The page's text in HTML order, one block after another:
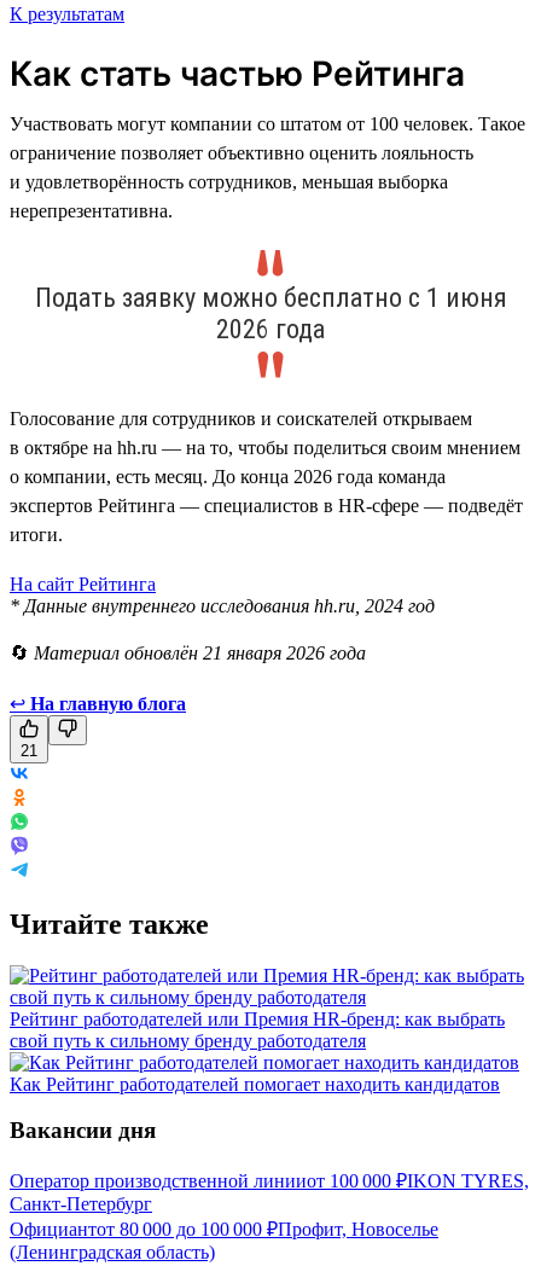
К результатам
Как стать частью Рейтинга
Участвовать могут компании со штатом от 100 человек. Такое
ограничение позволяет объективно оценить лояльность
и удовлетворённость сотрудников, меньшая выборка
нерепрезентативна.
Подать заявку можно бесплатно с 1 июня
2026 года
Голосование для сотрудников и соискателей открываем
в октябре на hh.ru — на то, чтобы поделиться своим мнением
о компании, есть месяц. До конца 2026 года команда
экспертов Рейтинга — специалистов в HR-сфере — подведёт
итоги.
На сайт Рейтинга
* Данные внутреннего исследования hh.ru, 2024 год
🔄 Материал обновлён 21 января 2026 года
↩ На главную блога
21
Читайте также
Рейтинг работодателей или Премия HR-бренд: как выбрать
свой путь к сильному бренду работодателя
Как Рейтинг работодателей помогает находить кандидатов
Вакансии дня
Оператор производственной линииот 100 000 ₽IKON TYRES,
Санкт-Петербург
Официантот 80 000 до 100 000 ₽Профит, Новоселье
(Ленинградская область)